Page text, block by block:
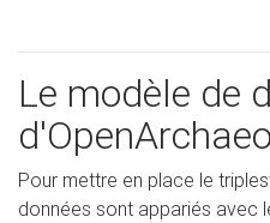
Le modèle de
d'OpenArchaeo
Pour mettre en place le
données sont appariés avec